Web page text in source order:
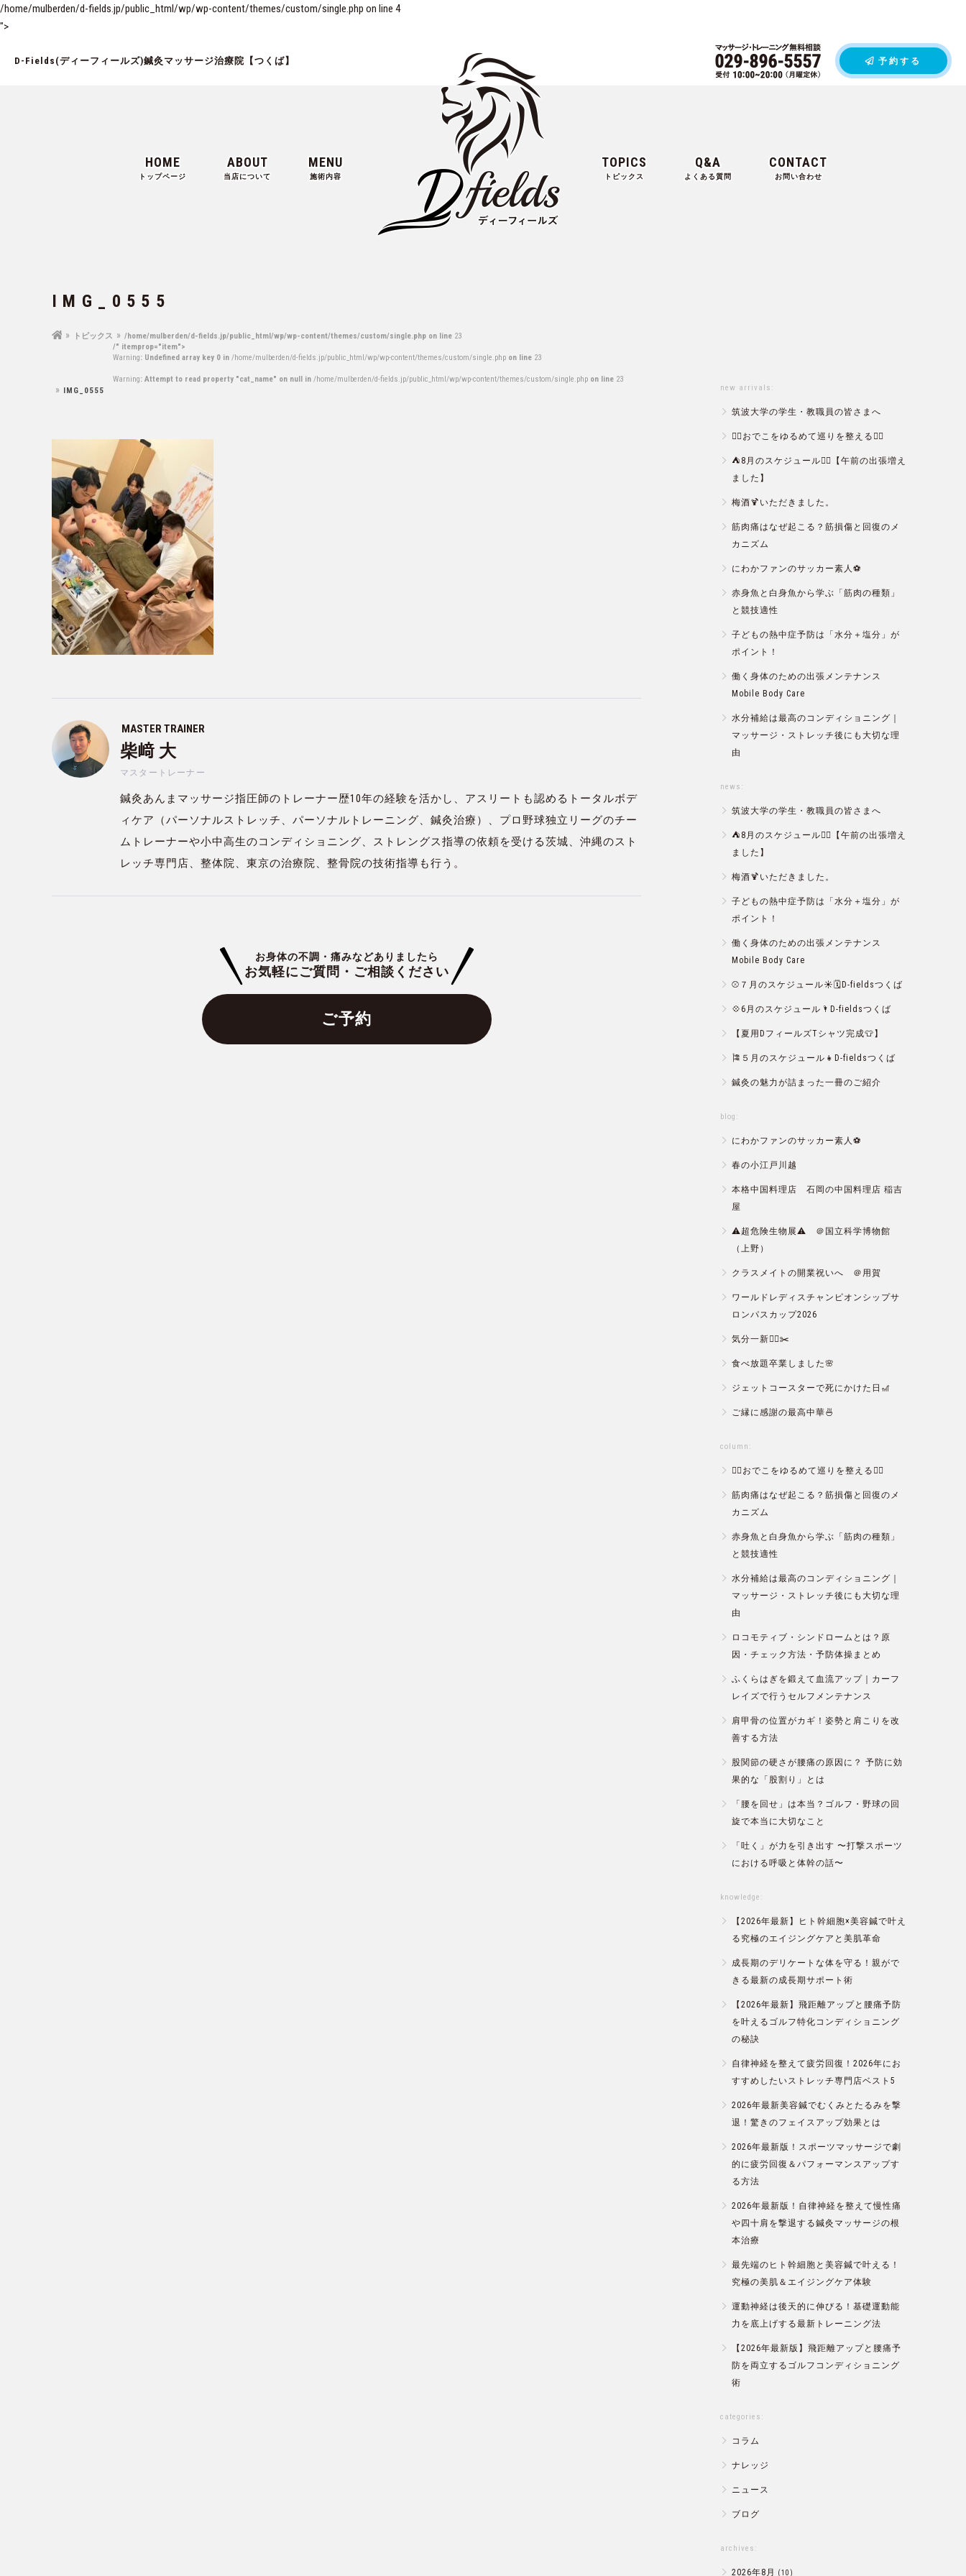
/home/mulberden/d-fields.jp/public_html/wp/wp-content/themes/custom/single.php on line 4
">
D-Fields(ディーフィールズ)鍼灸マッサージ治療院【つくば】 予約する
HOME
トップページ
ABOUT
当店について
MENU
施術内容
TOPICS
トピックス
Q&A
よくある質問
CONTACT
お問い合わせ
IMG_0555
トピックス /home/mulberden/d-fields.jp/public_html/wp/wp-content/themes/custom/single.php on line 23
/" itemprop="item">
Warning: Undefined array key 0 in /home/mulberden/d-fields.jp/public_html/wp/wp-content/themes/custom/single.php on line 23
Warning: Attempt to read property "cat_name" on null in /home/mulberden/d-fields.jp/public_html/wp/wp-content/themes/custom/single.php on line 23
IMG_0555
MASTER TRAINER
柴﨑 大
マスタートレーナー
鍼灸あんまマッサージ指圧師のトレーナー歴10年の経験を活かし、アスリートも認めるトータルボデ
ィケア（パーソナルストレッチ、パーソナルトレーニング、鍼灸治療）、プロ野球独立リーグのチー
ムトレーナーや小中高生のコンディショニング、ストレングス指導の依頼を受ける茨城、沖縄のスト
レッチ専門店、整体院、東京の治療院、整骨院の技術指導も行う。
お身体の不調・痛みなどありましたら
お気軽にご質問・ご相談ください
ご予約
new arrivals:
筑波大学の学生・教職員の皆さまへ
💆‍♀️おでこをゆるめて巡りを整える💆‍♂️
⛺️8月のスケジュール🏄‍♂️【午前の出張増え
ました】
梅酒🍹いただきました。
筋肉痛はなぜ起こる？筋損傷と回復のメ
カニズム
にわかファンのサッカー素人⚽️
赤身魚と白身魚から学ぶ「筋肉の種類」
と競技適性
子どもの熱中症予防は「水分＋塩分」が
ポイント！
働く身体のための出張メンテナンス
Mobile Body Care
水分補給は最高のコンディショニング｜
マッサージ・ストレッチ後にも大切な理
由
news:
筑波大学の学生・教職員の皆さまへ
⛺️8月のスケジュール🏄‍♂️【午前の出張増え
ました】
梅酒🍹いただきました。
子どもの熱中症予防は「水分＋塩分」が
ポイント！
働く身体のための出張メンテナンス
Mobile Body Care
⚾️７月のスケジュール☀️🗓D-fieldsつくば
💠6月のスケジュール🌂D-fieldsつくば
【夏用DフィールズTシャツ完成👕】
🎏５月のスケジュール👧D-fieldsつくば
鍼灸の魅力が詰まった一冊のご紹介
blog:
にわかファンのサッカー素人⚽️
春の小江戸川越
本格中国料理店 石岡の中国料理店 稲吉
屋
⚠️超危険生物展⚠️ ＠国立科学博物館
（上野）
クラスメイトの開業祝いへ ＠用賀
ワールドレディスチャンピオンシップサ
ロンパスカップ2026
気分一新💇‍♂️✂️
食べ放題卒業しました🌸
ジェットコースターで死にかけた日🎢
ご縁に感謝の最高中華🍜
column:
💆‍♀️おでこをゆるめて巡りを整える💆‍♂️
筋肉痛はなぜ起こる？筋損傷と回復のメ
カニズム
赤身魚と白身魚から学ぶ「筋肉の種類」
と競技適性
水分補給は最高のコンディショニング｜
マッサージ・ストレッチ後にも大切な理
由
ロコモティブ・シンドロームとは？原
因・チェック方法・予防体操まとめ
ふくらはぎを鍛えて血流アップ｜カーフ
レイズで行うセルフメンテナンス
肩甲骨の位置がカギ！姿勢と肩こりを改
善する方法
股関節の硬さが腰痛の原因に？ 予防に効
果的な「股割り」とは
「腰を回せ」は本当？ゴルフ・野球の回
旋で本当に大切なこと
「吐く」が力を引き出す 〜打撃スポーツ
における呼吸と体幹の話〜
knowledge:
【2026年最新】ヒト幹細胞×美容鍼で叶え
る究極のエイジングケアと美肌革命
成長期のデリケートな体を守る！親がで
きる最新の成長期サポート術
【2026年最新】飛距離アップと腰痛予防
を叶えるゴルフ特化コンディショニング
の秘訣
自律神経を整えて疲労回復！2026年にお
すすめしたいストレッチ専門店ベスト5
2026年最新美容鍼でむくみとたるみを撃
退！驚きのフェイスアップ効果とは
2026年最新版！スポーツマッサージで劇
的に疲労回復＆パフォーマンスアップす
る方法
2026年最新版！自律神経を整えて慢性痛
や四十肩を撃退する鍼灸マッサージの根
本治療
最先端のヒト幹細胞と美容鍼で叶える！
究極の美肌＆エイジングケア体験
運動神経は後天的に伸びる！基礎運動能
力を底上げする最新トレーニング法
【2026年最新版】飛距離アップと腰痛予
防を両立するゴルフコンディショニング
術
categories:
コラム
ナレッジ
ニュース
ブログ
archives:
2026年8月 (10)